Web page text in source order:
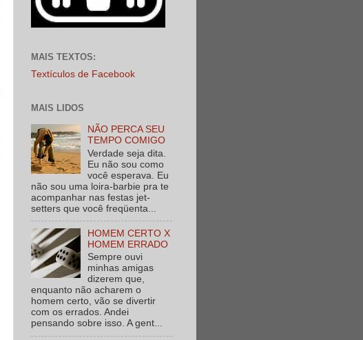
MAIS TEXTOS:
Textículos de Facebook
MAIS LIDOS
NÃO PERCA SEU
TEMPO COMIGO
Verdade seja dita.
Eu não sou como
você esperava. Eu
não sou uma loira-barbie pra te
acompanhar nas festas jet-
setters que você freqüenta...
HOMEM CERTO X
HOMEM ERRADO
Sempre ouvi
minhas amigas
dizerem que,
enquanto não acharem o
homem certo, vão se divertir
com os errados. Andei
pensando sobre isso. A gent...